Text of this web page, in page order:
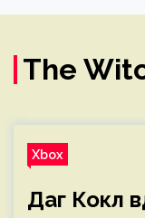
The
Xbox
Даг Кокл